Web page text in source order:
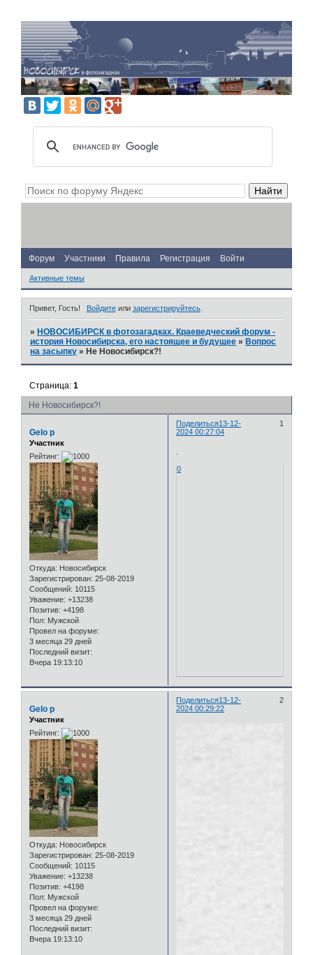
Форум Участники Правила Регистрация Войти
Активные темы
Привет, Гость! Войдитеили зарегистрируйтесь.
» НОВОСИБИРСК в фотозагадках. Краеведческий форум -
история Новосибирска, его настоящее и будущее » Вопрос
на засыпку » Не Новосибирск?!
Не Новосибирск?!
Страница:1
Поделиться 1
13-12-
2024 00:27:04
Gelo p
Участник
Рейтинг:
Откуда: Новосибирск
Зарегистрирован: 25-08-2019
Сообщений: 10115
Уважение: +13238
Позитив: +4198
Пол: Мужской
Провел на форуме:
3 месяца 29 дней
Последний визит:
Вчера 19:13:10
0
Поделиться 2
13-12-
2024 00:29:22
Gelo p
Участник
Рейтинг:
Откуда: Новосибирск
Зарегистрирован: 25-08-2019
Сообщений: 10115
Уважение: +13238
Позитив: +4198
Пол: Мужской
Провел на форуме:
3 месяца 29 дней
Последний визит:
Вчера 19:13:10